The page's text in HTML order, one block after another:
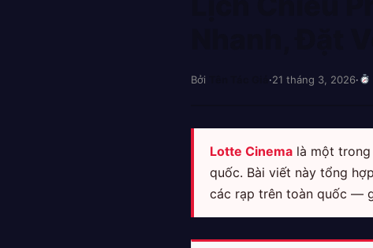
Bởi ·21 tháng 3, 2026·
Lotte Cinema là một
quốc. Bài viết này tổng
các rạp trên toàn quốc —